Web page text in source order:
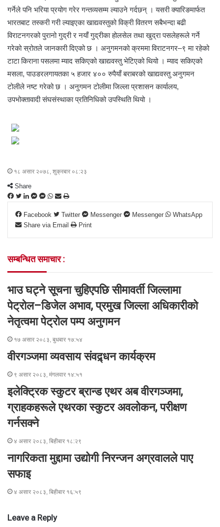
गर्नेले पनि भरिया प्रयोग गरेर गन्तव्यसम्म ल्याउने गर्दछन् । यसरी क्यारिङमार्फत
भारतबाट तस्करी गरी ल्याइएका खाद्यवस्तुको विक्री वितरण सबैभन्दा बढी
विराटनगरको पुरानो गुद्री र नयाँ गुद्रीका होलसेल तथा खुद्रा पसलेहरूले गर्ने
गरेको स्रोतले जानकारी दिएको छ । अनुगमनको क्रममा विराटनगर–९ मा रहेको
टाटा किराना पसलमा म्याद सकिएको खाद्यवस्तु भेटिएको थियो । म्याद सकिएको
मसला, पाउडरलगायतका ५ हजार ४०० रुपैयाँ बराबरको खाद्यवस्तु अनुगमन
टोलीले नष्ट गरेको छ । अनुगमन टोलीमा जिल्ला प्रशासन कार्यालय,
उपभोक्तावादी संघसंस्थाका प्रतिनिधिको उपस्थिति थियो ।
१८ असार २०७८, शुक्रबार ०८:२३
Share
F
c
e
b
o
T
i
t
t
r
L
n
k
e
I
M
s
s
e
g
M
s
s
e
g
W
a
t
s
p
S
a
r
e
i
m
i
l
i
n
t
Facebook Twitter Messenger Messenger
WhatsApp
Share via Email
Print
सम्बन्धित समाचार :
भाउ घट्ने सूचना चुहिएपछि सीमावर्ती जिल्लामा
पेट्रोल–डिजेल अभाव, प्रमुख जिल्ला अधिकारीको
नेतृत्वमा पेट्रोल पम्प अनुगमन
१७ असार २०८३, बुधबार १७:५४
वीरगञ्जमा व्यवसाय संवद्र्धन कार्यक्रम
९ असार २०८३, मंगलवार १४:५१
इलेक्ट्रिक स्कुटर ब्रान्ड एथर अब वीरगञ्जमा,
ग्राहकहरूले एथरका स्कुटर अवलोकन, परीक्षण
गर्नसक्ने
४ असार २०८३, बिहीबार १८:२९
नागरिकता मुद्दामा उद्योगी निरन्जन अग्रवालले पाए
सफाइ
४ असार २०८३, बिहीबार १६:५९
Leave a Reply